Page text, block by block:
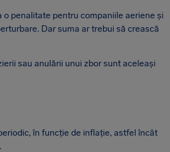
penalitate pentru companiile aeriene și
Dar suma ar trebui să crească
sau anulării unui zbor sunt aceleași
în funcție de inflație, astfel încât